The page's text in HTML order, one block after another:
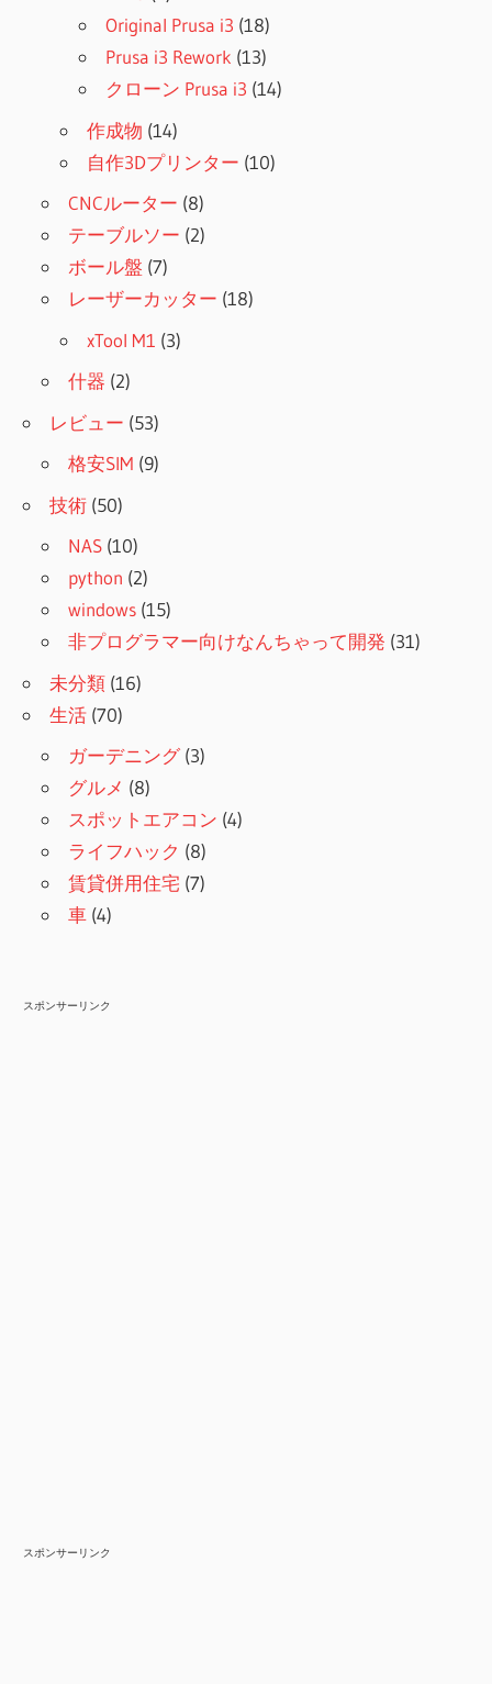
Original Prusa i3 (18)
Prusa i3 Rework (13)
クローン Prusa i3 (14)
作成物 (14)
自作3Dプリンター (10)
CNCルーター (8)
テーブルソー (2)
ボール盤 (7)
レーザーカッター (18)
xTool M1 (3)
什器 (2)
レビュー (53)
格安SIM (9)
技術 (50)
NAS (10)
python (2)
windows (15)
非プログラマー向けなんちゃって開発 (31)
未分類 (16)
生活 (70)
ガーデニング(3)
グルメ (8)
スポットエアコン (4)
ライフハック (8)
賃貸併用住宅 (7)
車 (4)
スポンサーリンク
スポンサーリンク